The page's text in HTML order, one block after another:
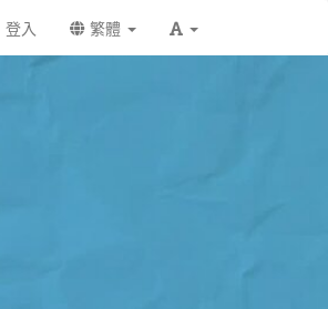
登入 繁體